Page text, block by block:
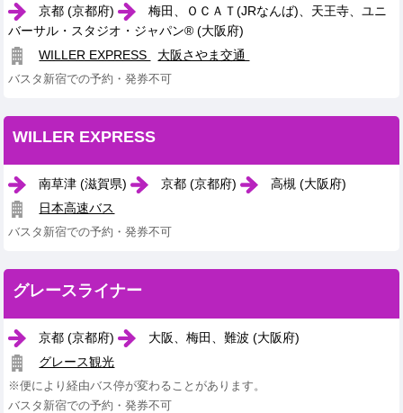
京都 (京都府)
梅田、ＯＣＡＴ(JRなんば)、天王寺、ユニ
バーサル・スタジオ・ジャパン® (大阪府)
WILLER EXPRESS
大阪さやま交通
バスタ新宿での予約・発券不可
WILLER EXPRESS
南草津 (滋賀県) 京都 (京都府)
高槻 (大阪府)
日本高速バス
バスタ新宿での予約・発券不可
グレースライナー
京都 (京都府)
大阪、梅田、難波 (大阪府)
グレース観光
※便により経由バス停が変わることがあります。
バスタ新宿での予約・発券不可